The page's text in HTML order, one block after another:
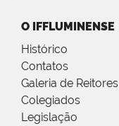
O IFFLUMINENSE
Histórico
Contatos
Galeria de Reitores
Colegiados
Legislação